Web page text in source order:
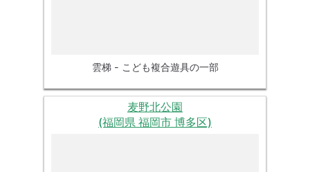
雲梯 - こども複合遊具の一部
麦野北公園
(福岡県 福岡市 博多区)